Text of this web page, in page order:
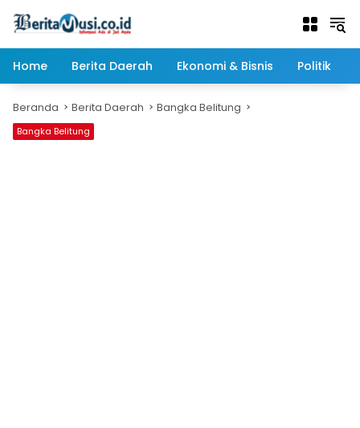
Home
Berita Daerah Ekonomi & Bisnis Politik
Beranda Berita Daerah Bangka Belitung
Bangka Belitung